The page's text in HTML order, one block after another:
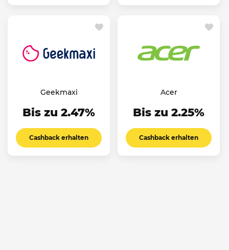
Geekmaxi
Bis zu 2.47%
Cashback erhalten
Acer
Bis zu 2.25%
Cashback erhalten